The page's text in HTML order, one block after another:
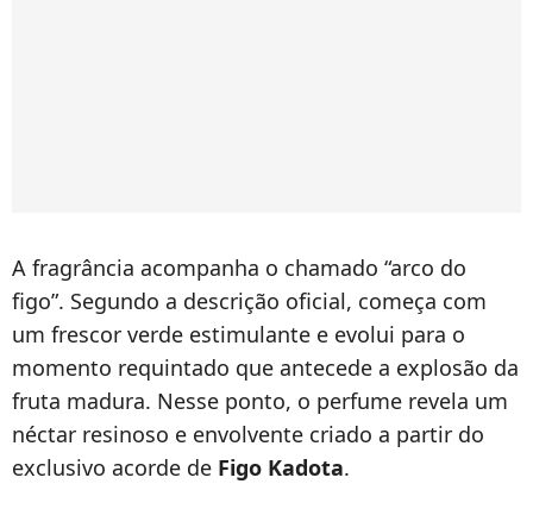
A fragrância acompanha o chamado “arco do
figo”. Segundo a descrição oficial, começa com
um frescor verde estimulante e evolui para o
momento requintado que antecede a explosão da
fruta madura. Nesse ponto, o perfume revela um
néctar resinoso e envolvente criado a partir do
exclusivo acorde de Figo Kadota.